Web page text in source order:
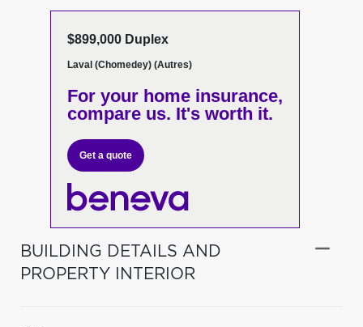
$899,000 Duplex
Laval (Chomedey) (Autres)
For your home insurance,
compare us. It's worth it.
Get a quote
BUILDING DETAILS AND
PROPERTY INTERIOR